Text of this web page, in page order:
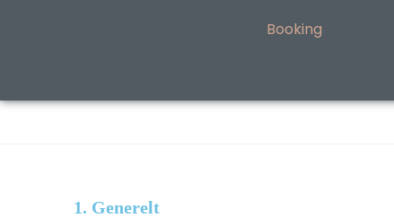
Booking
1. Generelt